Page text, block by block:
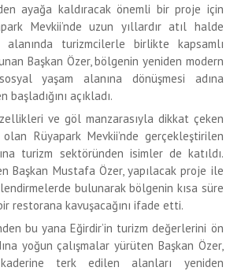
ayağa kaldıracak önemli bir proje için
Mevkii’nde uzun yıllardır atıl halde
turizmcilerle birlikte kapsamlı
Başkan Özer, bölgenin yeniden modern
yaşam alanına dönüşmesi adına
başladığını açıkladı.
ve göl manzarasıyla dikkat çeken
Rüyapark Mevkii’nde gerçekleştirilen
turizm sektöründen isimler de katıldı.
Başkan Mustafa Özer, yapılacak proje ile
bulunarak bölgenin kısa süre
restorana kavuşacağını ifade etti.
bu yana Eğirdir’in turizm değerlerini ön
yoğun çalışmalar yürüten Başkan Özer,
terk edilen alanları yeniden